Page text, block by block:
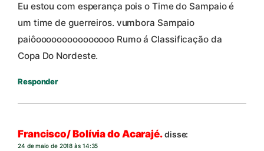
Eu estou com esperança pois o Time do Sampaio é
um time de guerreiros. vumbora Sampaio
paiôooooooooooooooo Rumo á Classificação da
Copa Do Nordeste.
Responder
Francisco/ Bolívia do Acarajé.disse:
24 de maio de 2018 às 14:35